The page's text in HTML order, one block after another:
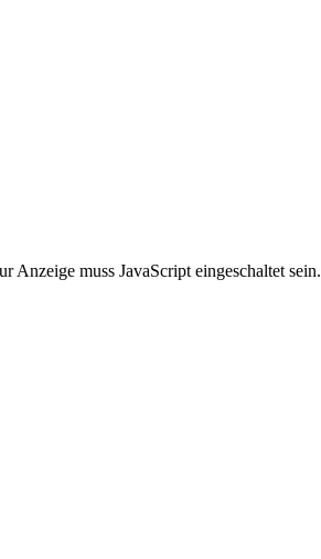
Anzeige muss JavaScript eingeschaltet sein.